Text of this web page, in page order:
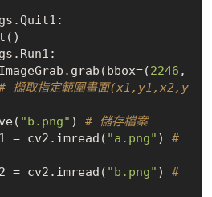
im = ImageGrab.grab(bbox=(
2246 ,
擷取指定範圍畫面(x1,y1,x2,y
"b.png" ) # 儲存檔案
image1 = cv2.imread(
"a.png" ) #
image2 = cv2.imread(
"b.png" ) #